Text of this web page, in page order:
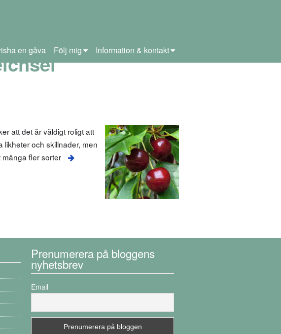
en gåva Följ mig Information & kontakt
att det är väldigt roligt att
likheter och skillnader, men
fler sorter
Prenumerera på bloggens
nyhetsbrev
Email